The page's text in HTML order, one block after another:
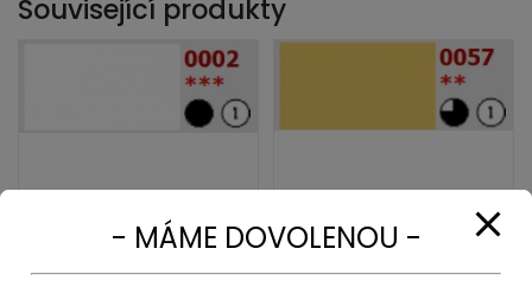
Související produkty
- MÁME DOVOLENOU -